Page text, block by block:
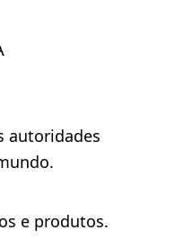
autoridades
e produtos.